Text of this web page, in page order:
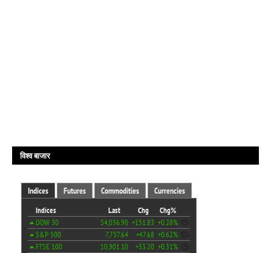
विश्व बाजार